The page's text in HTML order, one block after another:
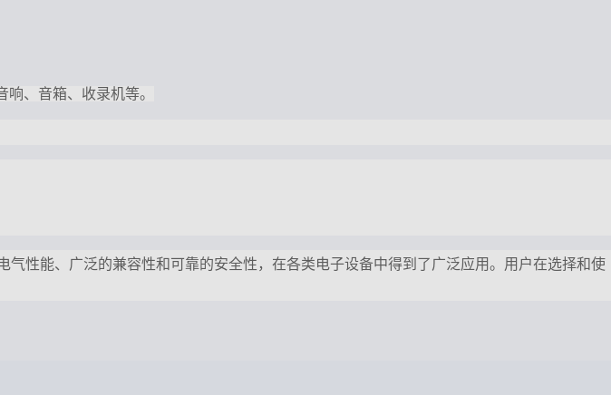
、音箱、收录机等。
性能、广泛的兼容性和可靠的安全性，在各类电子设备中得到了广泛应用。用户在选择和使